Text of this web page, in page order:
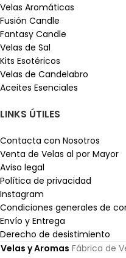
Velas Aromáticas
Fusión Candle
Fantasy Candle
Velas de Sal
Kits Esotéricos
Velas de Candelabro
Aceites Esenciales
LINKS ÚTILES
Contacta con Nosotros
Venta de Velas al por Mayor
Aviso legal
Política de privacidad
Instagram
Condiciones generales de
Envío y Entrega
Derecho de desistimiento
Velas y Aromas Fábrica de